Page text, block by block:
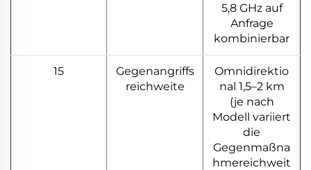
5,8 GHz auf
Anfrage
kombinierbar
15
Gegenangriffs
reichweite
Omnidirektio
nal 1,5–2 km
(je nach
Modell variiert
die
Gegenmaßna
hmereichweit